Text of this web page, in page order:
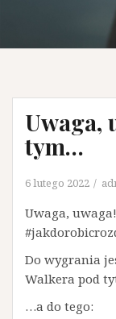
Uwaga,
tym…
6 lutego 2022
Uwaga,
Do wygrania
Walkera pod
…a do tego: